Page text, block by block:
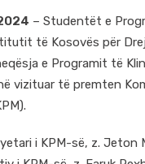
– Studentët e
të Kosovës për
e Programit të
vizituar të premten
i KPM-së, z. Jeton